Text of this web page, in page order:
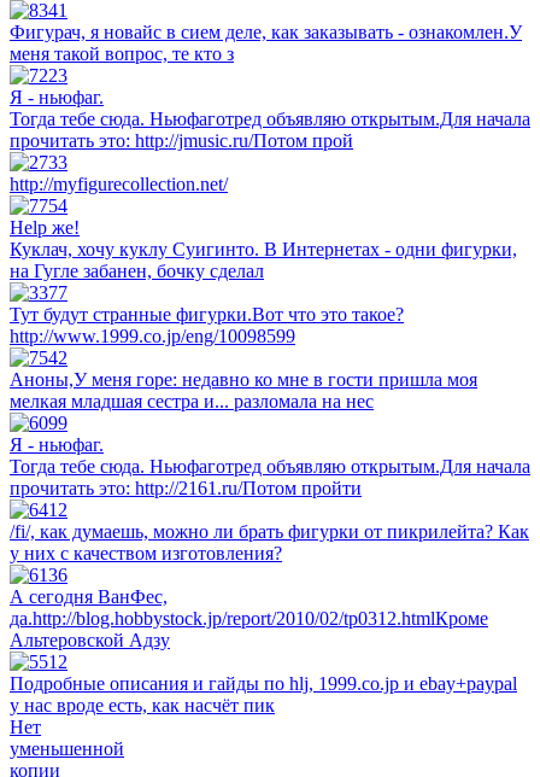
Фигурач, я новайс в сием деле, как заказывать - ознакомлен.У
меня такой вопрос, те кто з
Я - ньюфаг.
Тогда тебе сюда. Ньюфаготред объявляю открытым.Для начала
прочитать это: http://jmusic.ru/Потом прой
http://myfigurecollection.net/
Help же!
Куклач, хочу куклу Суигинто. В Интернетах - одни фигурки,
на Гугле забанен, бочку сделал
Тут будут странные фигурки.Вот что это такое?
http://www.1999.co.jp/eng/10098599
Аноны,У меня горе: недавно ко мне в гости пришла моя
мелкая младшая сестра и... разломала на нес
Я - ньюфаг.
Тогда тебе сюда. Ньюфаготред объявляю открытым.Для начала
прочитать это: http://2161.ru/Потом пройти
/fi/, как думаешь, можно ли брать фигурки от пикрилейта? Как
у них с качеством изготовления?
А сегодня ВанФес,
да.http://blog.hobbystock.jp/report/2010/02/tp0312.htmlКроме
Альтеровской Адзу
Подробные описания и гайды по hlj, 1999.co.jp и ebay+paypal
у нас вроде есть, как насчёт пик
Нет
уменьшенной
копии